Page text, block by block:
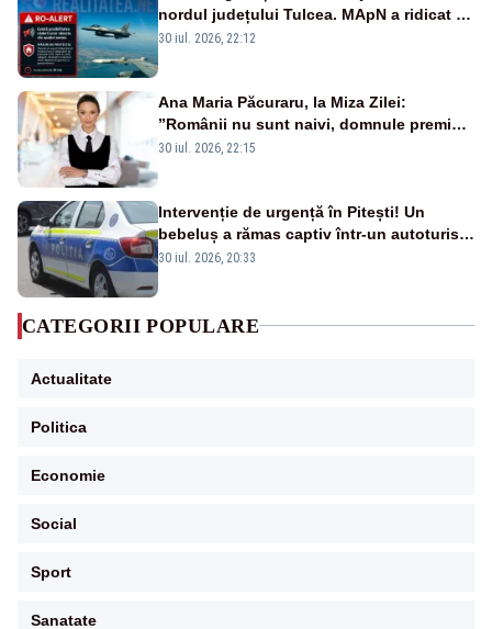
nordul județului Tulcea. MApN a ridicat de
la sol două avioane F-16
30 iul. 2026, 22:12
Ana Maria Păcuraru, la Miza Zilei:
”Românii nu sunt naivi, domnule premier
Bolojan”
30 iul. 2026, 22:15
Intervenție de urgență în Pitești! Un
bebeluș a rămas captiv într-un autoturism
din cauza unei defecțiuni
30 iul. 2026, 20:33
CATEGORII POPULARE
Actualitate
Politica
Economie
Social
Sport
Sanatate